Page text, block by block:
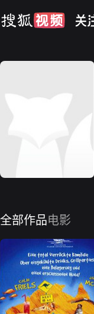
全部作品电影